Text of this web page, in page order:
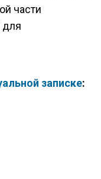
части
для
записке: